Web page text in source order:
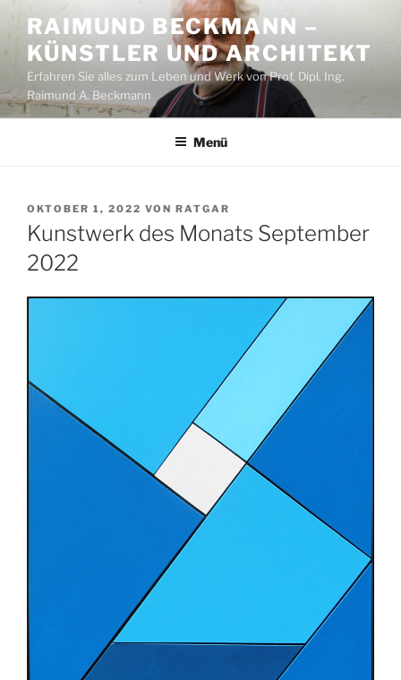
Inhalt
springen
RAIMUND BECKMANN –
KÜNSTLER UND ARCHITEKT
Erfahren Sie alles zum Leben und Werk von Prof. Dipl. Ing.
Raimund A. Beckmann
Menü
VERÖFFENTLICHT
AM
OKTOBER 1, 2022 VON RATGAR
Kunstwerk des Monats September
2022